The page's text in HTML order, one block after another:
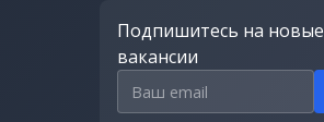
Подпишитесь на новые
вакансии
Email для подписки